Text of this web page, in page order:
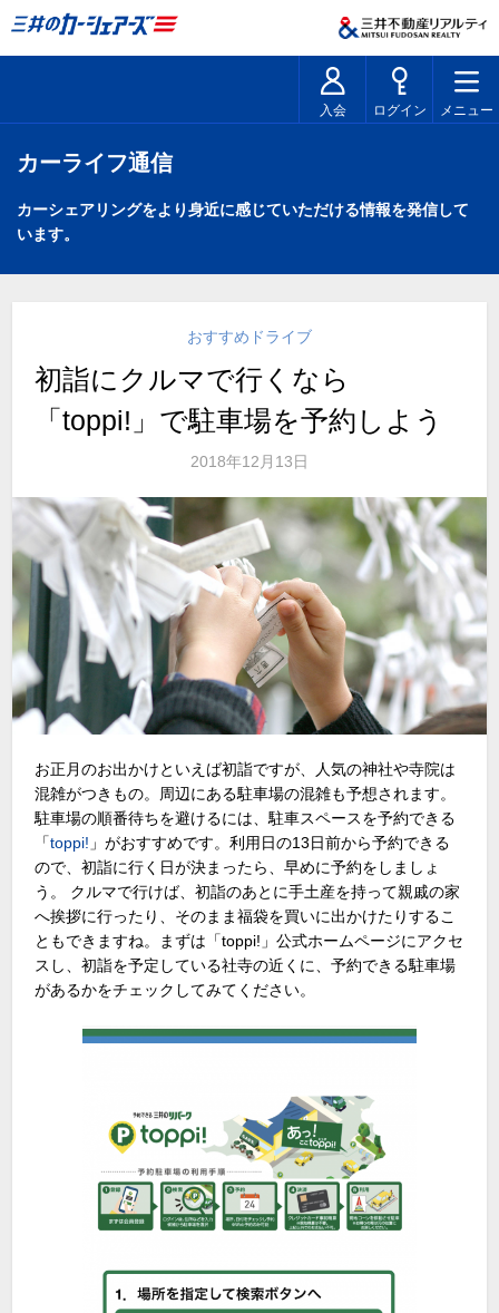
入会 ログイン メニュー
カーライフ通信
カーシェアリングをより身近に感じていただける情報を発信して
います。
おすすめドライブ
初詣にクルマで行くなら
「toppi!」で駐車場を予約しよう
2018年12月13日
お正月のお出かけといえば初詣ですが、人気の神社や寺院は
混雑がつきもの。周辺にある駐車場の混雑も予想されます。
駐車場の順番待ちを避けるには、駐車スペースを予約できる
「toppi! 」がおすすめです。利用日の13日前から予約できる
ので、初詣に行く日が決まったら、早めに予約をしましょ
う。 クルマで行けば、初詣のあとに手土産を持って親戚の家
へ挨拶に行ったり、そのまま福袋を買いに出かけたりするこ
ともできますね。まずは「toppi!」公式ホームページにアクセ
スし、初詣を予定している社寺の近くに、予約できる駐車場
があるかをチェックしてみてください。